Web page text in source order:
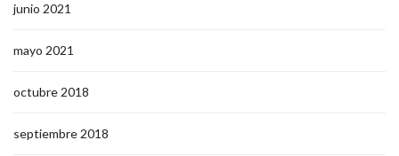
junio 2021
mayo 2021
octubre 2018
septiembre 2018